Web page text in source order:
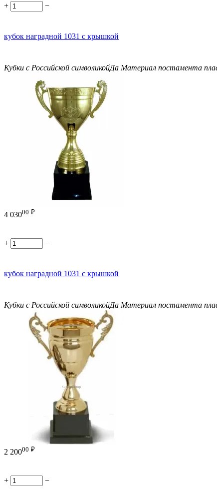
+ −
кубок наградной 1031 с крышкой
Кубки с Российской символикойДа Материал постамента
4 03000 ₽
+ −
кубок наградной 1031 с крышкой
Кубки с Российской символикойДа Материал постамента
2 20000 ₽
+ −